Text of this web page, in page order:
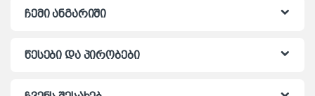
ჩემი ანგარიში
წესები და პირობები